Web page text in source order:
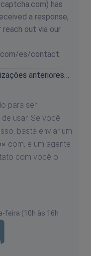
) has
a response,
out via our
es/contact.
anteriores…
para ser
usar. Se você
basta enviar um
com, e um agente
com você o
feira (10h às 16h